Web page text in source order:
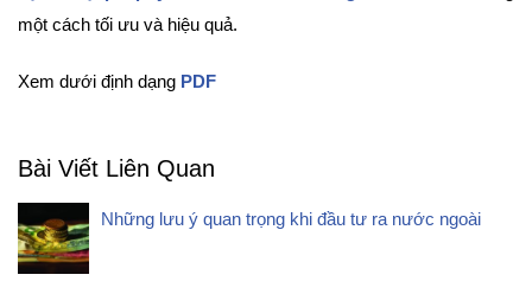
một cách tối ưu và hiệu quả.
Xem dưới định dạng PDF
Bài Viết Liên Quan
Những lưu ý quan trọng khi đầu tư ra nước ngoài